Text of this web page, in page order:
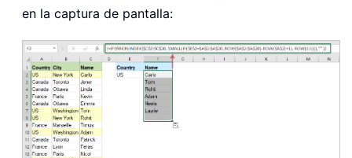
en la captura de pantalla: